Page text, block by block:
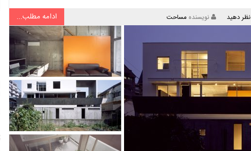
نظر دهید نویسنده مساحت ادامه مطلب...